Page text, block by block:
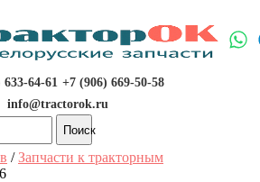
633-64-61 +7 (906) 669-50-58
info@tractorok.ru
Поиск
/Запчасти к тракторным